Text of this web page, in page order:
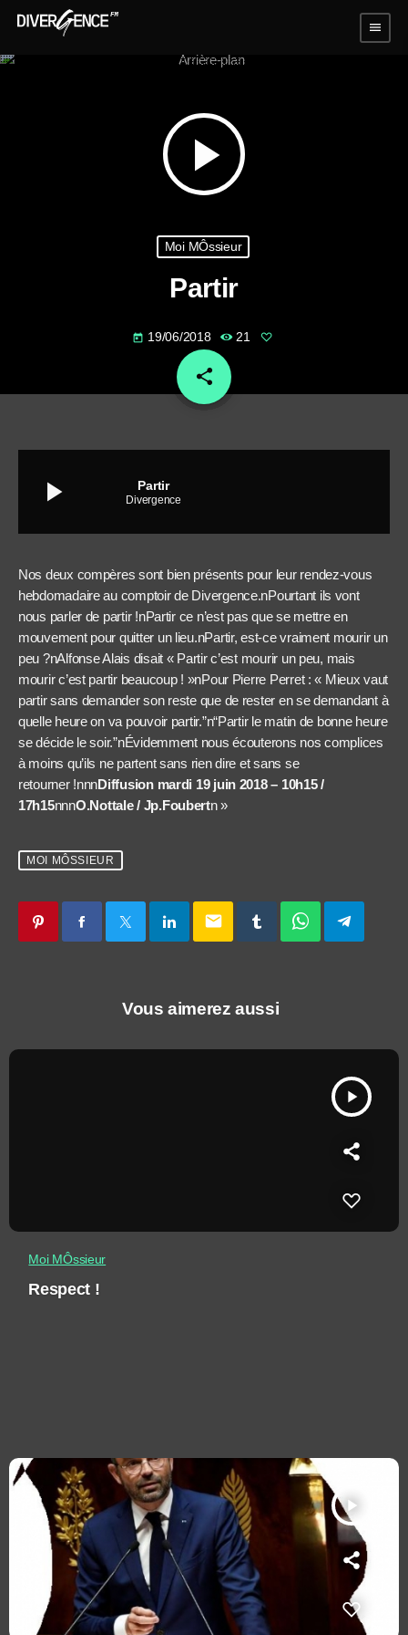
menu
play_arrow
Moi MÔssieur
Partir
today 19/06/2018 21
share
email
play_arrow Partir
Divergence
Nos deux compères sont bien présents pour leur rendez-vous
hebdomadaire au comptoir de Divergence.nPourtant ils vont
nous parler de partir !nPartir ce n’est pas que se mettre en
mouvement pour quitter un lieu.nPartir, est-ce vraiment mourir un
peu ?nAlfonse Alais disait « Partir c’est mourir un peu, mais
mourir c’est partir beaucoup ! »nPour Pierre Perret : « Mieux vaut
partir sans demander son reste que de rester en se demandant à
quelle heure on va pouvoir partir.”n“Partir le matin de bonne heure
se décide le soir.”nÉvidemment nous écouterons nos complices
à moins qu’ils ne partent sans rien dire et sans se
retourner !nnnDiffusion mardi 19 juin 2018 – 10h15 /
17h15nnnO.Nottale / Jp.Foubertn »
MOI MÔSSIEUR
email
Vous aimerez aussi
play_arrow
Moi MÔssieur
Respect !
play_arrow